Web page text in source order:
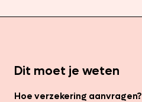
Dit moet je weten
Hoe verzekering aanvragen?